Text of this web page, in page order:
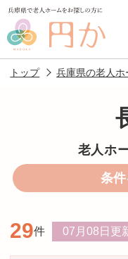
老人ホームを
老人ホームの種類
トップ 兵庫県の老人
老人ホ
条
29件 07月08日 更